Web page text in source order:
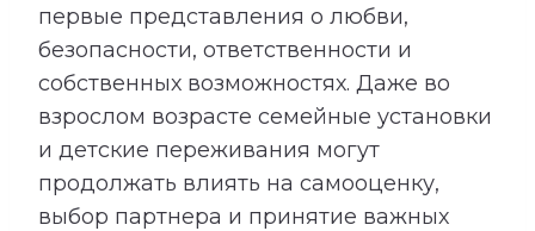
первые представления о любви,
безопасности, ответственности и
собственных возможностях. Даже во
взрослом возрасте семейные установки
и детские переживания могут
продолжать влиять на самооценку,
выбор партнера и принятие важных